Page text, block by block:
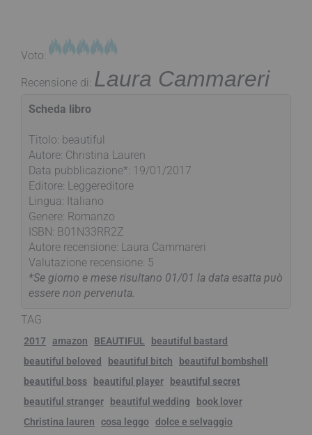
Voto:
Recensione di: Laura Cammareri
Scheda libro
Titolo: beautiful
Autore: Christina Lauren
Data pubblicazione*: 19/01/2017
Editore: Leggereditore
Lingua: Italiano
Genere: Romanzo
ISBN: B01N33RR2Z
Autore recensione: Laura Cammareri
Valutazione recensione: 5
*Se giorno e mese risultano 01/01 la data esatta può
essere non pervenuta.
TAG
2017 amazon BEAUTIFUL
beautiful bastard
beautiful beloved
beautiful bitch
beautiful bombshell
beautiful boss
beautiful player
beautiful secret
beautiful stranger
beautiful wedding
book lover
Christina lauren
cosa leggo
dolce e selvaggio